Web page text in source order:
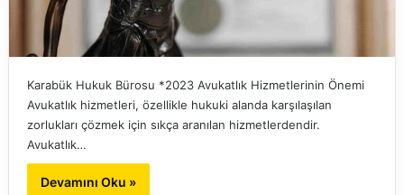
Karabük Hukuk Bürosu *2023 Avukatlık Hizmetlerinin Önemi
Avukatlık hizmetleri, özellikle hukuki alanda karşılaşılan
zorlukları çözmek için sıkça aranılan hizmetlerdendir.
Avukatlık…
Devamını Oku »